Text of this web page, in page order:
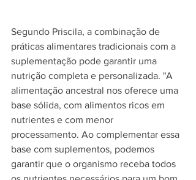
Segundo Priscila, a combinação de
práticas alimentares tradicionais com a
suplementação pode garantir uma
nutrição completa e personalizada. "A
alimentação ancestral nos oferece uma
base sólida, com alimentos ricos em
nutrientes e com menor
processamento. Ao complementar essa
base com suplementos, podemos
garantir que o organismo receba todos